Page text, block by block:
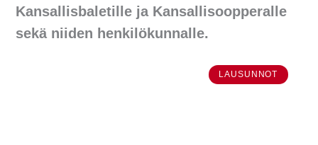
Kansallisbaletille ja Kansallisoopperalle
sekä niiden henkilökunnalle.
LAUSUNNOT